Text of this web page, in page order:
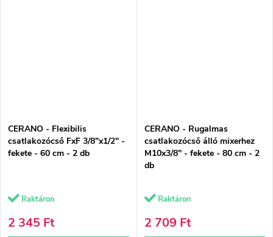
CERANO - Flexibilis
csatlakozócső FxF 3/8"x1/2" -
fekete - 60 cm - 2 db
Raktáron
2 345 Ft
CERANO - Rugalmas
csatlakozócső álló mixerhez
M10x3/8" - fekete - 80 cm - 2
db
Raktáron
2 709 Ft